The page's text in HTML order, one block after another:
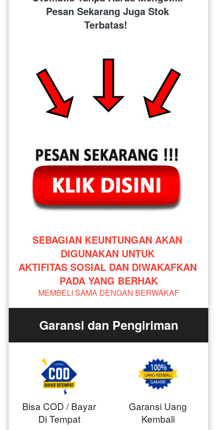
Pesan Sekarang Juga Stok
Terbatas!
SEBAGIAN KEUNTUNGAN AKAN
DIGUNAKAN UNTUK
AKTIFITAS SOSIAL DAN DIWAKAFKAN
PADA YANG BERHAK
MEMBELI SAMA DENGAN BERWAKAF
Garansi dan Pengiriman
Bisa COD / Bayar
Di Tempat
Garansi Uang
Kembali